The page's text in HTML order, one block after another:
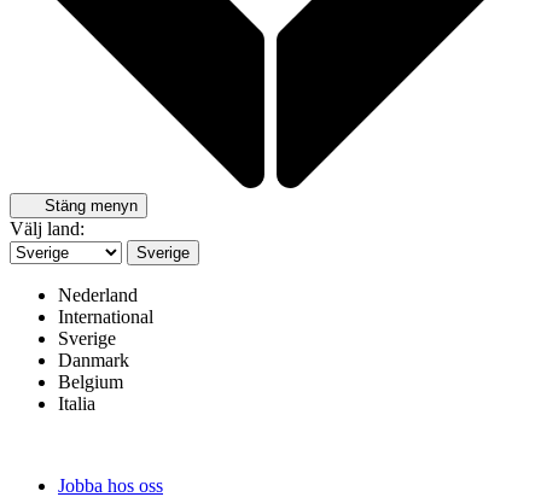
Stäng menyn
Välj land:
Sverige
Nederland
International
Sverige
Danmark
Belgium
Italia
Jobba hos oss